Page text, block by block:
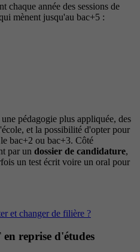
chaque année des sessions de
mènent jusqu'au bac+5 :
pédagogie plus appliquée, des
et la possibilité d'opter pour
bac+2 ou bac+3. Côté
par un dossier de candidature,
un test écrit voire un oral pour
et changer de filière ?
reprise d'études